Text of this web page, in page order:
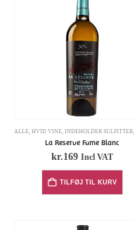
ALLE, HVID VINE, INDEHOLDER SULFITTER,
La Reserve Fume Blanc
kr.169 Incl VAT
TILFØJ TIL KURV